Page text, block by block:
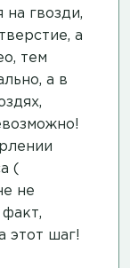
гвозди,
а
, тем
а в
(
не
этот шаг!